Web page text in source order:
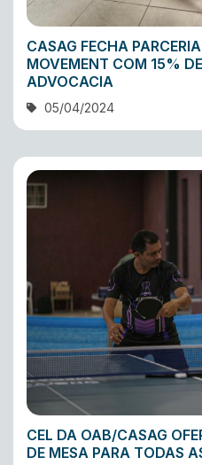
CASAG FECHA
MOVEMENT COM 15%
ADVOCACIA
05/04/2024
CEL DA OAB/CASAG
DE MESA PARA TODAS